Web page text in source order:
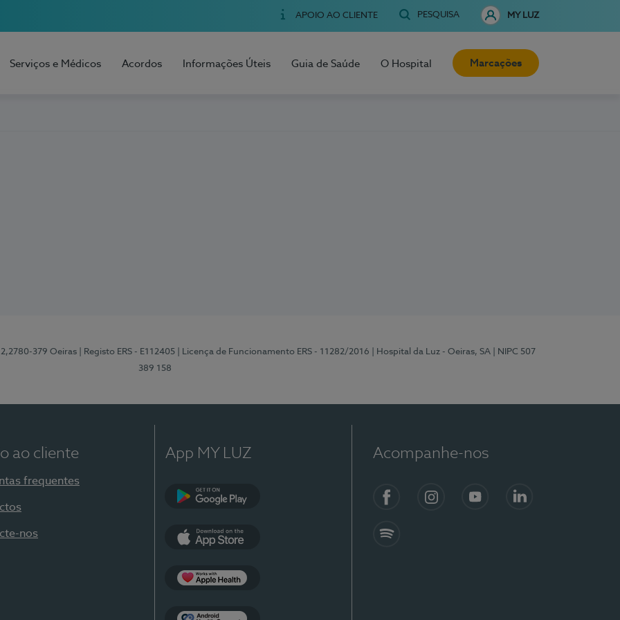
APOIO AO CLIENTE PESQUISA MY LUZ
Serviços e Médicos Acordos Informações Úteis Guia de Saúde O Hospital Marcações
379 Oeiras | Registo ERS - E112405 | Licença de Funcionamento ERS - 11282/2016 | Hospital da Luz - Oeiras, SA
| NIPC 507
389 158
ao cliente
frequentes
nos
App MY LUZ Acompanhe-nos